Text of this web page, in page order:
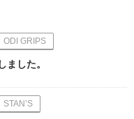
ODI GRIPS
した。
STAN’S